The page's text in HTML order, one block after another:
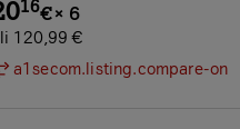
16€× 6
120,99 €
a1secom.listing.compare-on